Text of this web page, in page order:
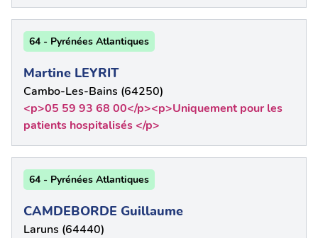
64 - Pyrénées Atlantiques
Martine LEYRIT
Cambo-Les-Bains (64250)
<p>05 59 93 68 00</p><p>Uniquement pour les
patients hospitalisés </p>
64 - Pyrénées Atlantiques
CAMDEBORDE Guillaume
Laruns (64440)